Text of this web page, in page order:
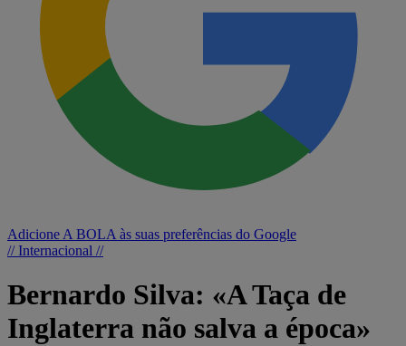
Adicione A BOLA às suas preferências do Google
// Internacional //
Bernardo Silva: «A Taça de
Inglaterra não salva a época»